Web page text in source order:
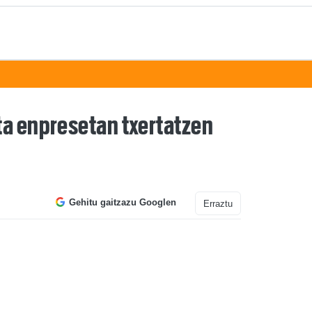
enpresetan txertatzen
Gehitu gaitzazu Googlen Erraztu